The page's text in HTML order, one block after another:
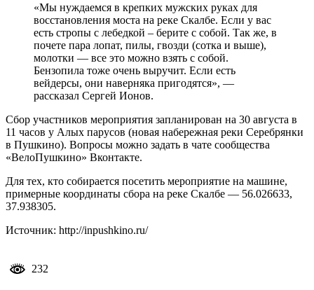
«Мы нуждаемся в крепких мужских руках для
восстановления моста на реке Скалбе. Если у вас
есть стропы с лебедкой – берите с собой. Так же, в
почете пара лопат, пилы, гвозди (сотка и выше),
молотки — все это можно взять с собой.
Бензопила тоже очень выручит. Если есть
вейдерсы, они наверняка пригодятся», —
рассказал Сергей Ионов.
Сбор участников мероприятия запланирован на 30 августа в
11 часов у Алых парусов (новая набережная реки Серебрянки
в Пушкино). Вопросы можно задать в чате сообщества
«ВелоПушкино» Вконтакте.
Для тех, кто собирается посетить мероприятие на машине,
примерные координаты сбора на реке Скалбе — 56.026633,
37.938305.
Источник: http://inpushkino.ru/
232